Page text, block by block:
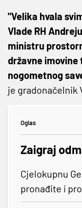
"Velika hvala
Vlade RH
ministru
državne
nogometnog
je gradonačelnik
Oglas
Zaigraj
Cjelokupnu
pronađite i